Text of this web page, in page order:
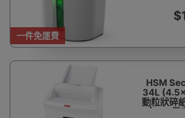
一件免運費
HSM
34L
動粒狀碎
| P-4保